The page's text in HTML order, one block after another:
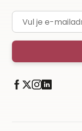
E-mailadres